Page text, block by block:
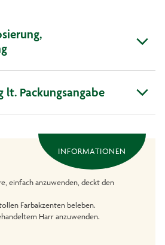
lt. Packungsangabe
INFORMATIONEN
einfach anzuwenden, deckt den
Farbakzenten beleben.
Harr anzuwenden.